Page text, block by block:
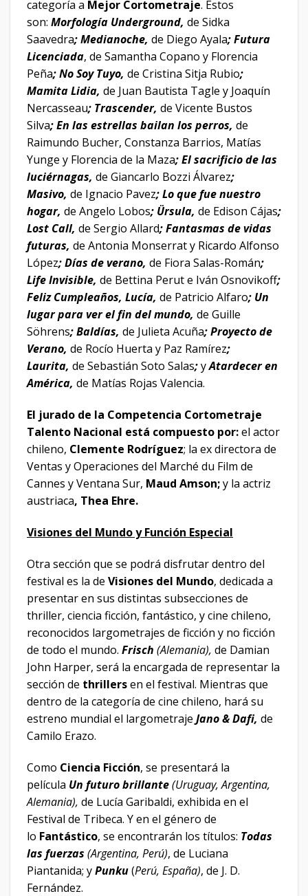
categoría a Mejor Cortometraje. Estos
son: Morfología Underground, de Sidka
Saavedra; Medianoche, de Diego Ayala; Futura
Licenciada, de Samantha Copano y Florencia
Peña; No Soy Tuyo, de Cristina Sitja Rubio;
Mamita Lidia, de Juan Bautista Tagle y Joaquín
Nercasseau; Trascender, de Vicente Bustos
Silva; En las estrellas bailan los perros, de
Raimundo Bucher, Constanza Barrios, Matías
Yunge y Florencia de la Maza; El sacrificio de las
luciérnagas, de Giancarlo Bozzi Álvarez;
Masivo, de Ignacio Pavez; Lo que fue nuestro
hogar, de Angelo Lobos; Ürsula, de Edison Cájas;
Lost Call, de Sergio Allard; Fantasmas de vidas
futuras, de Antonia Monserrat y Ricardo Alfonso
López; Días de verano, de Fiora Salas-Román;
Life Invisible, de Bettina Perut e Iván Osnovikoff;
Feliz Cumpleaños, Lucía, de Patricio Alfaro; Un
lugar para ver el fin del mundo, de Guille
Söhrens; Baldías, de Julieta Acuña; Proyecto de
Verano, de Rocío Huerta y Paz Ramírez;
Laurita, de Sebastián Soto Salas;yAtardecer en
América, de Matías Rojas Valencia.
El jurado de la Competencia Cortometraje
Talento Nacional está compuesto por:el actor
chileno, Clemente Rodríguez; la ex directora de
Ventas y Operaciones del Marché du Film de
Cannes y Ventana Sur, Maud Amson;y la actriz
austriaca, Thea Ehre.
Visiones del Mundo y Función Especial
Otra sección que se podrá disfrutar dentro del
festival es la de Visiones del Mundo, dedicada a
presentar en sus distintas subsecciones de
thriller, ciencia ficción, fantástico, y cine chileno,
reconocidos largometrajes de ficción y no ficción
de todo el mundo. Frisch (Alemania), de Damian
John Harper, será la encargada de representar la
sección de thrillersen el festival. Mientras que
dentro de la categoría de cine chileno, hará su
estreno mundial el largometraje Jano & Dafi, de
Camilo Erazo.
Como Ciencia Ficción, se presentará la
película Un futuro brillante(Uruguay, Argentina,
Alemania), de Lucía Garibaldi, exhibida en el
Festival de Tribeca. Y en el género de
lo Fantástico, se encontrarán los títulos: Todas
las fuerzas (Argentina, Perú), de Luciana
Piantanida; yPunku(Perú, España), de J. D.
Fernández.